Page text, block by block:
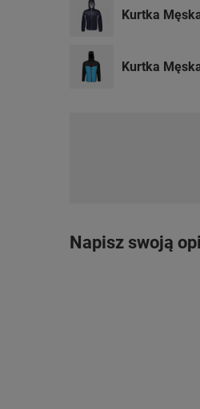
Kurtka
Kurtka
Napisz swoją